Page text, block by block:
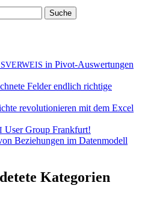
SVERWEIS in Pivot-Auswertungen
Felder endlich richtige
revolutionieren mit dem Excel
User Group Frankfurt!
Beziehungen im Datenmodell
Kategorien